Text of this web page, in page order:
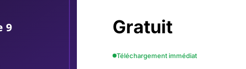
Gratuit
Téléchargement immédiat